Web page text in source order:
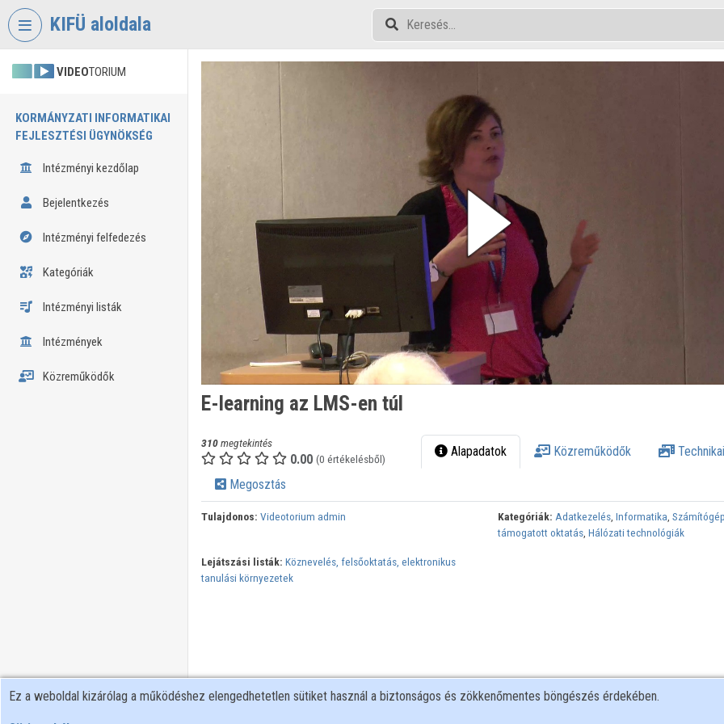
Fejléc kihagyása
KIFÜ aloldala
VIDEOTORIUM
KORMÁNYZATI INFORMATIKAI
FEJLESZTÉSI ÜGYNÖKSÉG
Intézményi kezdőlap
Bejelentkezés
Intézményi felfedezés
Kategóriák
Intézményi listák
Intézmények
Közreműködők
E-learning az LMS-en túl
310megtekintés
0.00 (0 értékelésből) Alapadatok Közreműködők
Megosztás
Tulajdonos: Videotorium admin Kategóriák: Adatkezelés,Informatika,
támogatott oktatás,Hálózati technológiák
Lejátszási listák: Köznevelés, felsőoktatás, elektronikus
tanulási környezetek
Ez a weboldal kizárólag a működéshez elengedhetetlen sütiket használ a biztonságos és zökkenőmentes böngészés érdekében.